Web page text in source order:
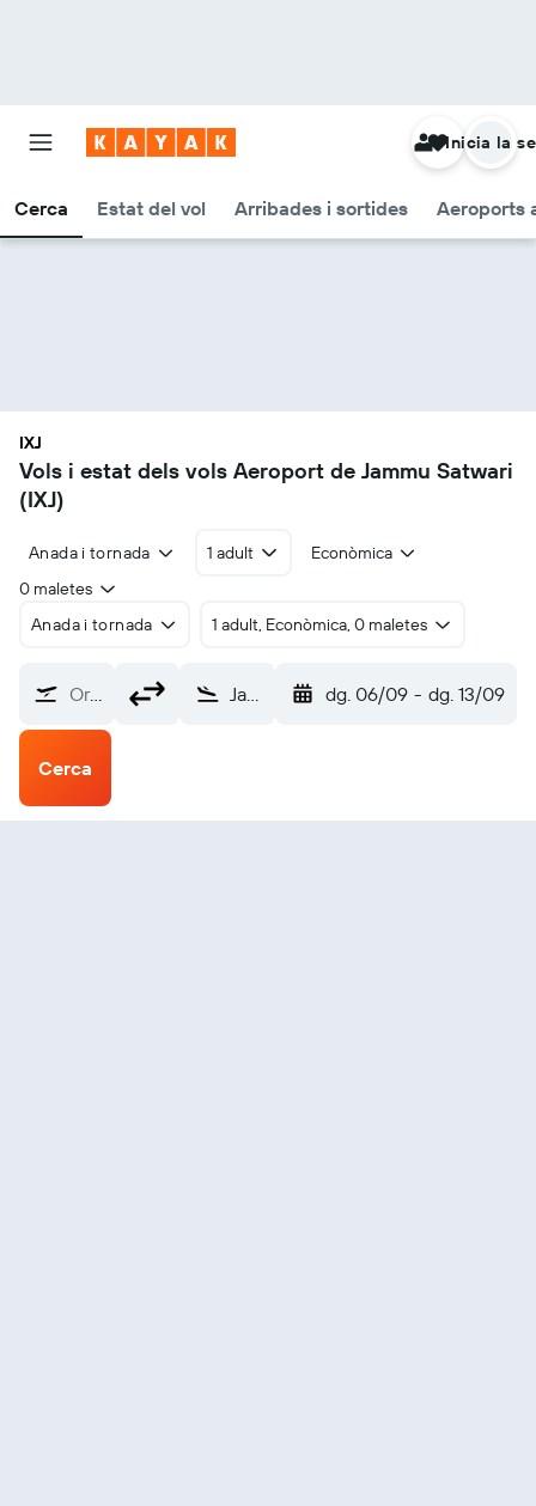
Cerca Estat del vol Arribades i sortides Aeroports
Inicia la
IXJ
Vols i estat dels vols Aeroport de Jammu Satwari
(IXJ)
Anada i tornada 1 adult
Econòmica
0 maletes
Anada i tornada
1 adult, Econòmica, 0 maletes
Origen? Jammu Satwari (IXJ) dg. 06/09 - dg. 13/09
Cerca